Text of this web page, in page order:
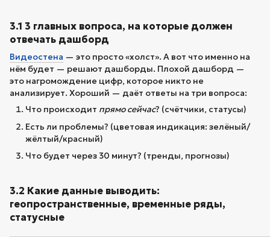
3.1 3 главных вопроса, на которые должен
отвечать дашборд
Видеостена — это просто «холст». А вот что именно на
нём будет — решают дашборды. Плохой дашборд —
это нагромождение цифр, которое никто не
анализирует. Хороший — даёт ответы на три вопроса:
Что происходит прямо сейчас? (счётчики, статусы)
Есть ли проблемы? (цветовая индикация: зелёный/
жёлтый/красный)
Что будет через 30 минут? (тренды, прогнозы)
3.2 Какие данные выводить:
геопространственные, временные ряды,
статусные